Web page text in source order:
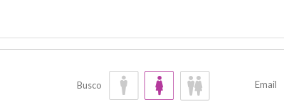
Busco Email